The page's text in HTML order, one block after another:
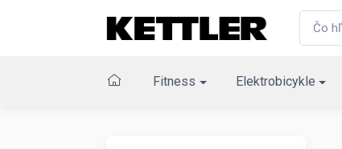
Fitness Elektrobicykle